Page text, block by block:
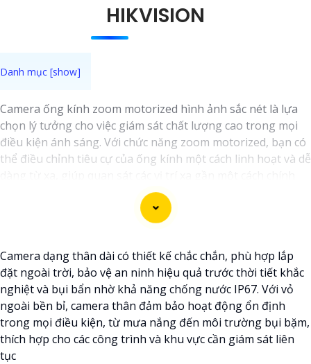
HIKVISION
Camera ống kính zoom motorized hình ảnh sắc nét là lựa
chọn lý tưởng cho việc giám sát chất lượng cao trong mọi
điều kiện ánh sáng. Với chức năng zoom motorized, bạn có
thể điều chỉnh tiêu cự của ống kính một cách linh hoạt và dễ
xác và rõ ràng. Hình ảnh từ camera này sắc nét và chi tiết,
giúp bạn dễ dàng nhận diện và phân biệt chi tiết trong hình
Camera dạng thân dài có thiết kế chắc chắn, phù hợp lắp
đặt ngoài trời, bảo vệ an ninh hiệu quả trước thời tiết khắc
nghiệt và bụi bẩn nhờ khả năng chống nước IP67. Với vỏ
ngoài bền bỉ, camera thân đảm bảo hoạt động ổn định
trong mọi điều kiện, từ mưa nắng đến môi trường bụi bặm,
thích hợp cho các công trình và khu vực cần giám sát liên
tục